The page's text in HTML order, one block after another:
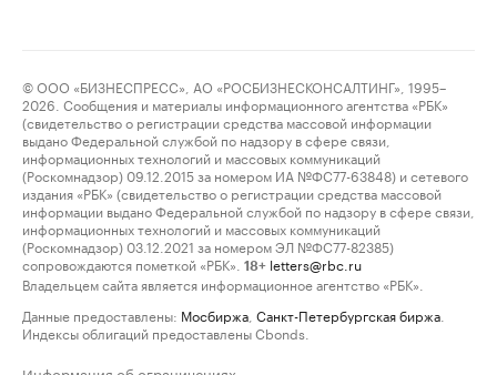
© ООО «БИЗНЕСПРЕСС», АО «РОСБИЗНЕСКОНСАЛТИНГ», 1995–
2026. Сообщения и материалы информационного агентства «РБК»
(свидетельство о регистрации средства массовой информации
выдано Федеральной службой по надзору в сфере связи,
информационных технологий и массовых коммуникаций
(Роскомнадзор) 09.12.2015 за номером ИА №ФС77-63848) и сетевого
издания «РБК» (свидетельство о регистрации средства массовой
информации выдано Федеральной службой по надзору в сфере связи,
информационных технологий и массовых коммуникаций
(Роскомнадзор) 03.12.2021 за номером ЭЛ №ФС77-82385)
сопровождаются пометкой «РБК».
18+ letters@rbc.ru
Владельцем сайта является информационное агентство «РБК».
Данные предоставлены: Мосбиржа Санкт-Петербургская биржа
Индексы облигаций предоставлены Cbonds.